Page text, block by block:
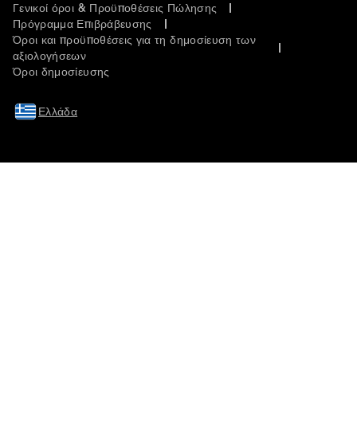
Γενικοί όροι & Προϋποθέσεις Πώλησης
Πρόγραμμα Επιβράβευσης
Όροι και προϋποθέσεις για τη δημοσίευση των
αξιολογήσεων
Όροι δημοσίευσης
Ελλάδα